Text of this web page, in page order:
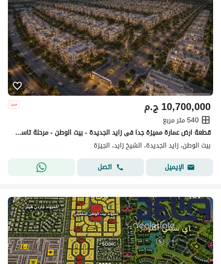
ج.م10,700,000
540 متر مربع
قطعة ارض عمارة مميزة جدا فى زايد الجديدة - بيت الوطن - مرحلة تاسعة - جنوب جامعة المعرفة 540 متر
بيت الوطن، زايد الجديدة، الشيخ زايد، الجيزة
الإيميل
اتصل